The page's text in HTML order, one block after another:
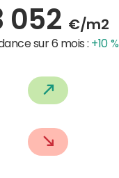
052 €/m2
sur 6 mois : +10 %